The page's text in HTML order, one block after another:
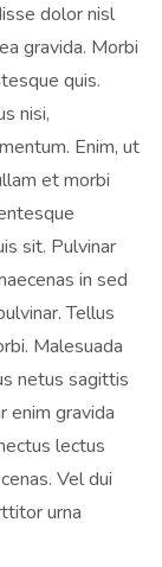
dolor nisl
gravida. Morbi
quis.
nisi,
Enim, ut
et morbi
sit. Pulvinar
in sed
Tellus
Malesuada
netus sagittis
enim gravida
lectus
Vel dui
urna